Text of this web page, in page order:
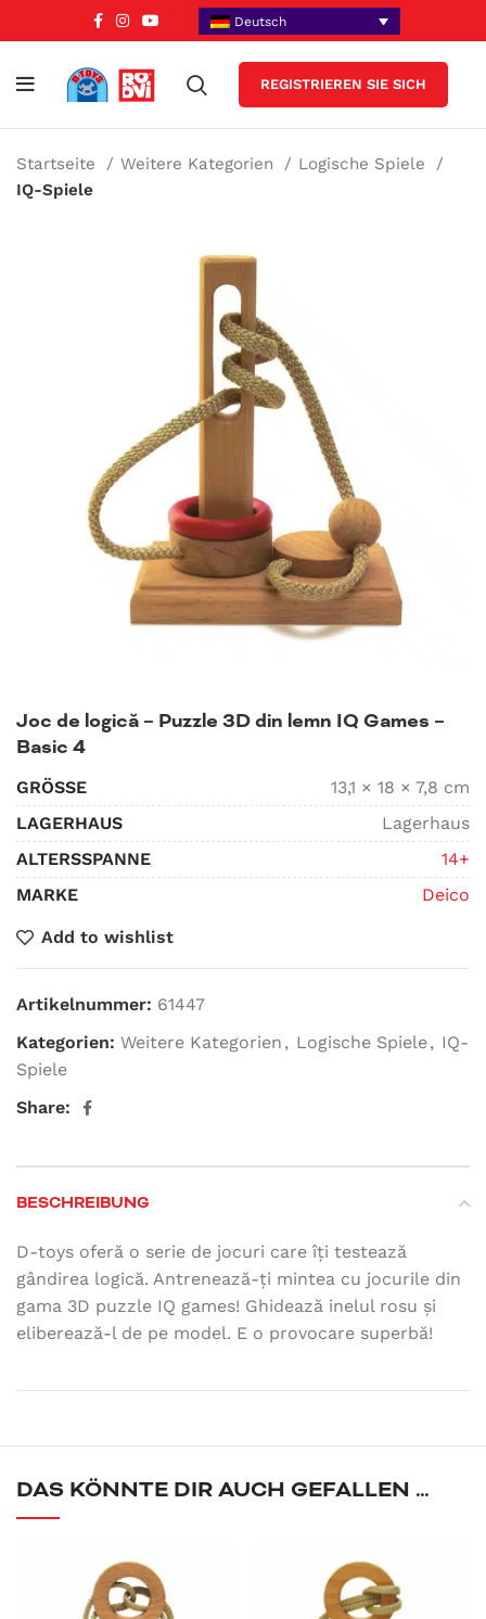
Deutsch
REGISTRIEREN SIE SICH
Startseite Weitere Kategorien
Logische Spiele
IQ-Spiele
Joc de logică – Puzzle 3D din lemn IQ Games –
Basic 4
GRÖSSE
13,1 × 18 × 7,8 cm
LAGERHAUS
Lagerhaus
ALTERSSPANNE
14+
MARKE
Deico
Add to wishlist
Artikelnummer: 61447
Kategorien: Weitere Kategorien , Logische Spiele, IQ-
Spiele
Share:
BESCHREIBUNG
D-toys oferă o serie de jocuri care îți testează
gândirea logică. Antrenează-ți mintea cu jocurile din
gama 3D puzzle IQ games! Ghidează inelul rosu și
eliberează-l de pe model. E o provocare superbă!
DAS KÖNNTE DIR AUCH GEFALLEN …